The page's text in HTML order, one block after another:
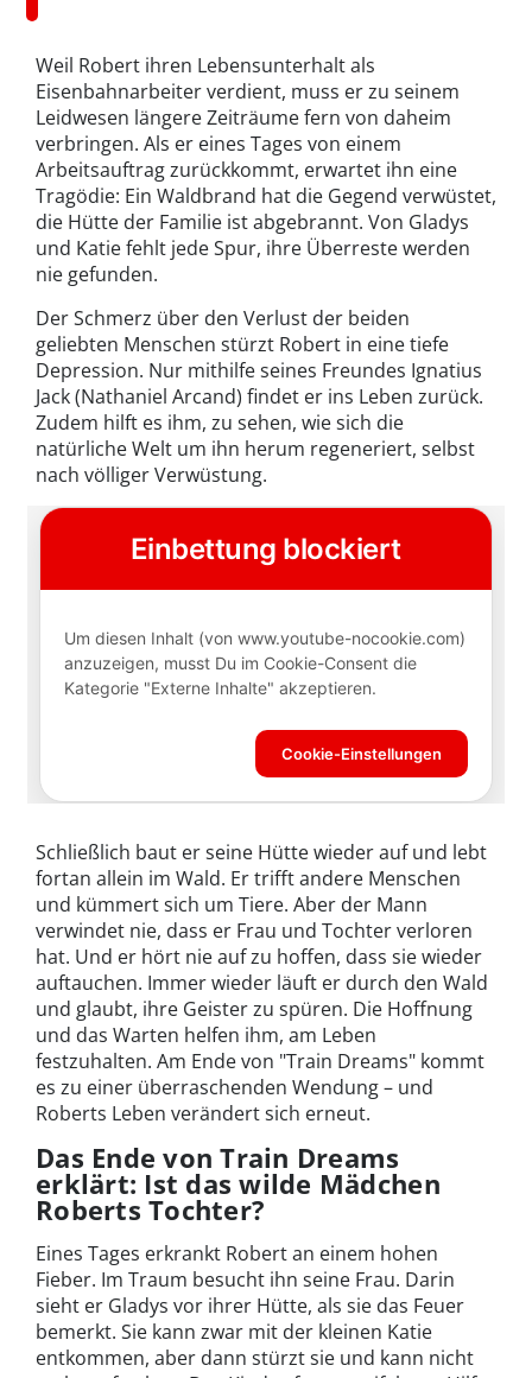
Weil Robert ihren Lebensunterhalt als
Eisenbahnarbeiter verdient, muss er zu seinem
Leidwesen längere Zeiträume fern von daheim
verbringen. Als er eines Tages von einem
Arbeitsauftrag zurückkommt, erwartet ihn eine
Tragödie: Ein Waldbrand hat die Gegend verwüstet,
die Hütte der Familie ist abgebrannt. Von Gladys
und Katie fehlt jede Spur, ihre Überreste werden
nie gefunden.
Der Schmerz über den Verlust der beiden
geliebten Menschen stürzt Robert in eine tiefe
Depression. Nur mithilfe seines Freundes Ignatius
Jack (Nathaniel Arcand) findet er ins Leben zurück.
Zudem hilft es ihm, zu sehen, wie sich die
natürliche Welt um ihn herum regeneriert, selbst
nach völliger Verwüstung.
Schließlich baut er seine Hütte wieder auf und lebt
fortan allein im Wald. Er trifft andere Menschen
und kümmert sich um Tiere. Aber der Mann
verwindet nie, dass er Frau und Tochter verloren
hat. Und er hört nie auf zu hoffen, dass sie wieder
auftauchen. Immer wieder läuft er durch den Wald
und glaubt, ihre Geister zu spüren. Die Hoffnung
und das Warten helfen ihm, am Leben
festzuhalten. Am Ende von "Train Dreams" kommt
es zu einer überraschenden Wendung – und
Roberts Leben verändert sich erneut.
Das Ende von Train Dreams
erklärt: Ist das wilde Mädchen
Roberts Tochter?
Eines Tages erkrankt Robert an einem hohen
Fieber. Im Traum besucht ihn seine Frau. Darin
sieht er Gladys vor ihrer Hütte, als sie das Feuer
bemerkt. Sie kann zwar mit der kleinen Katie
entkommen, aber dann stürzt sie und kann nicht